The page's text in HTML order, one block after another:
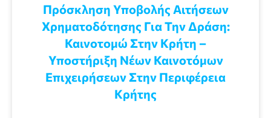
Πρόσκληση Υποβολής Αιτήσεων
Χρηματοδότησης Για Την Δράση:
Καινοτομώ Στην Κρήτη –
Υποστήριξη Νέων Καινοτόμων
Επιχειρήσεων Στην Περιφέρεια
Κρήτης